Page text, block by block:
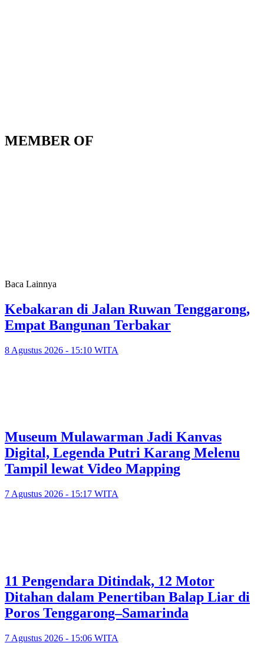
MEMBER OF
Baca Lainnya
Kebakaran di Jalan Ruwan Tenggarong,
Empat Bangunan Terbakar
8 Agustus 2026 - 15:10 WITA
Museum Mulawarman Jadi Kanvas
Digital, Legenda Putri Karang Melenu
Tampil lewat Video Mapping
7 Agustus 2026 - 15:17 WITA
11 Pengendara Ditindak, 12 Motor
Ditahan dalam Penertiban Balap Liar di
Poros Tenggarong–Samarinda
7 Agustus 2026 - 15:06 WITA